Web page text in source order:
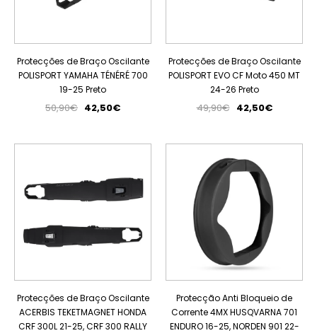
Protecções de Braço Oscilante
POLISPORT YAMAHA TÉNÉRÉ 700
19-25 Preto
50,90€ 42,50€
Protecções de Braço Oscilante
POLISPORT EVO CF Moto 450 MT
24-26 Preto
49,90€ 42,50€
Protecções de Braço Oscilante
ACERBIS TEKETMAGNET HONDA
CRF 300L 21-25, CRF 300 RALLY
Protecção Anti Bloqueio de
Corrente 4MX HUSQVARNA 701
ENDURO 16-25, NORDEN 901 22-